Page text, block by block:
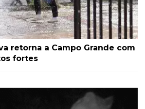
retorna a Campo Grande com
fortes